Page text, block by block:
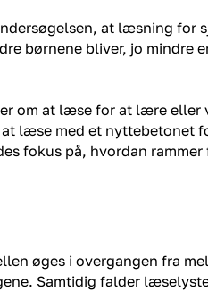
at læsning for
børnene bliver, jo mindre
om at læse for at lære eller
læse med et nyttebetonet
fokus på, hvordan
øges i overgangen fra
Samtidig falder